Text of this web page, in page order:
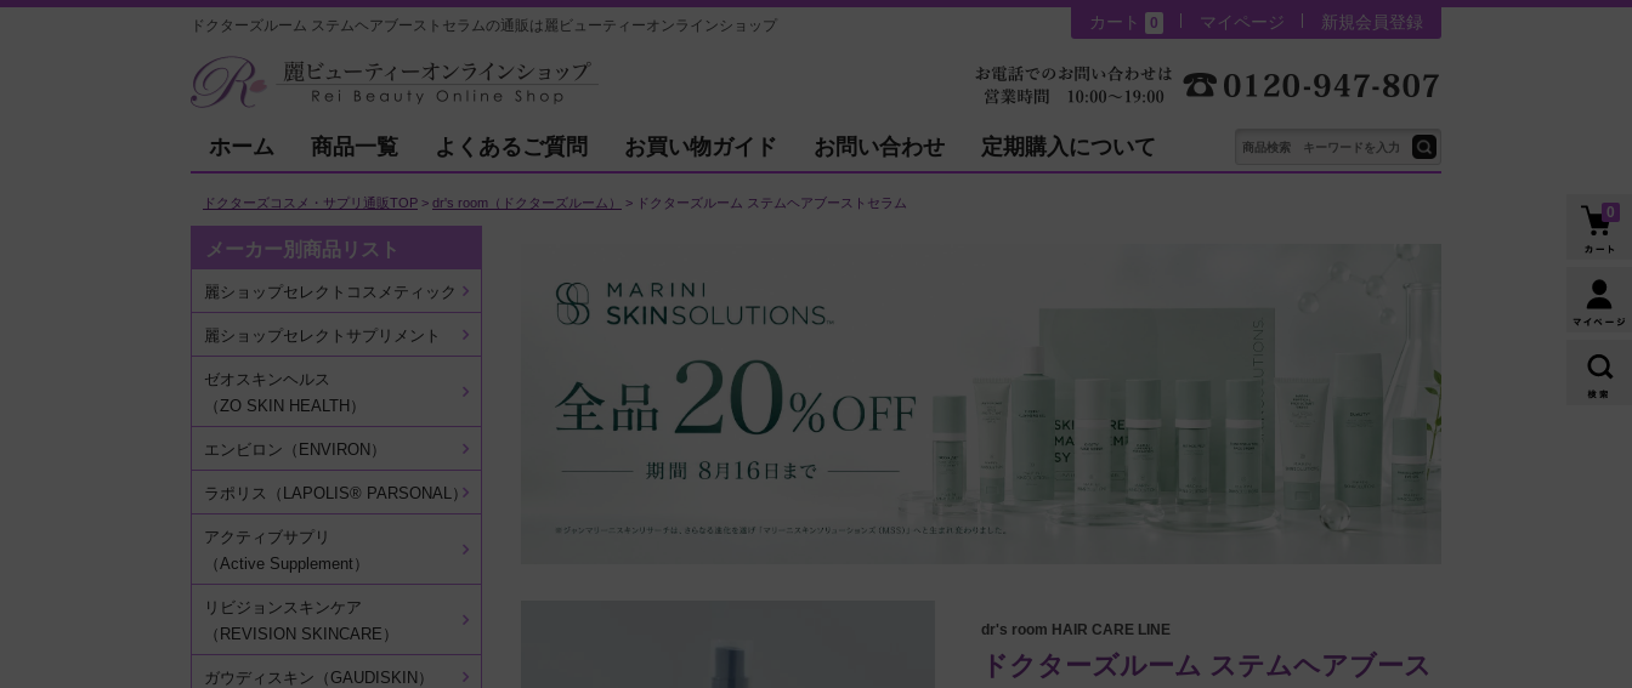
ドクターズルーム ステムヘアブーストセラムの通販は麗ビューティーオンラインショップ カート 0 マイページ 新規会員登録
ホーム 商品一覧 よくあるご質問 お買い物ガイド お問い合わせ 定期購入について
ドクターズコスメ・サプリ通販TOP dr's room（ドクターズルーム） ドクターズルーム ステムヘアブーストセラム
dr's room HAIR CARE LINE
ドクターズルーム ステムヘアブース
0
メーカー別商品リスト
麗ショップセレクトコスメティック
麗ショップセレクトサプリメント
ゼオスキンヘルス
（ZO SKIN HEALTH）
エンビロン（ENVIRON）
ラポリス（LAPOLIS® PARSONAL）
アクティブサプリ
（Active Supplement）
リビジョンスキンケア
（REVISION SKINCARE）
ガウディスキン（GAUDISKIN）